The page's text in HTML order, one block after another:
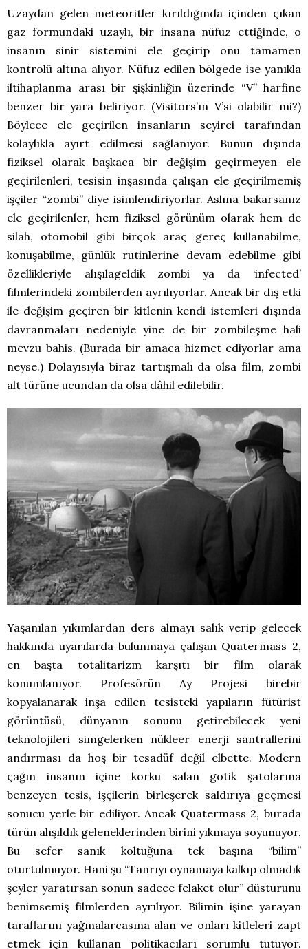
Uzaydan gelen meteoritler kırıldığında içinden çıkan
gaz formundaki uzaylı, bir insana nüfuz ettiğinde, o
insanın sinir sistemini ele geçirip onu tamamen
kontrolü altına alıyor. Nüfuz edilen bölgede ise yanıkla
iltihaplanma arası bir şişkinliğin üzerinde “V” harfine
benzer bir yara beliriyor. (Visitors’ın V’si olabilir mi?)
Böylece ele geçirilen insanların seyirci tarafından
kolaylıkla ayırt edilmesi sağlanıyor. Bunun dışında
fiziksel olarak başkaca bir değişim geçirmeyen ele
geçirilenleri, tesisin inşasında çalışan ele geçirilmemiş
işçiler “zombi” diye isimlendiriyorlar. Aslına bakarsanız
ele geçirilenler, hem fiziksel görünüm olarak hem de
silah, otomobil gibi birçok araç gereç kullanabilme,
konuşabilme, günlük rutinlerine devam edebilme gibi
özellikleriyle alışılageldik zombi ya da ‘infected’
filmlerindeki zombilerden ayrılıyorlar. Ancak bir dış etki
ile değişim geçiren bir kitlenin kendi istemleri dışında
davranmaları nedeniyle yine de bir zombileşme hali
mevzu bahis. (Burada bir amaca hizmet ediyorlar ama
neyse.) Dolayısıyla biraz tartışmalı da olsa film, zombi
alt türüne ucundan da olsa dâhil edilebilir.
Yaşanılan yıkımlardan ders almayı salık verip gelecek
hakkında uyarılarda bulunmaya çalışan Quatermass 2,
en başta totalitarizm karşıtı bir film olarak
konumlanıyor. Profesörün Ay Projesi birebir
kopyalanarak inşa edilen tesisteki yapıların fütürist
görüntüsü, dünyanın sonunu getirebilecek yeni
teknolojileri simgelerken nükleer enerji santrallerini
andırması da hoş bir tesadüf değil elbette. Modern
çağın insanın içine korku salan gotik şatolarına
benzeyen tesis, işçilerin birleşerek saldırıya geçmesi
sonucu yerle bir ediliyor. Ancak Quatermass 2, burada
türün alışıldık geleneklerinden birini yıkmaya soyunuyor.
Bu sefer sanık koltuğuna tek başına “bilim”
oturtulmuyor. Hani şu “Tanrıyı oynamaya kalkıp olmadık
şeyler yaratırsan sonun sadece felaket olur” düsturunu
benimsemiş filmlerden ayrılıyor. Bilimin işine yarayan
taraflarını yağmalarcasına alan ve onları kitleleri zapt
etmek için kullanan politikacıları sorumlu tutuyor.